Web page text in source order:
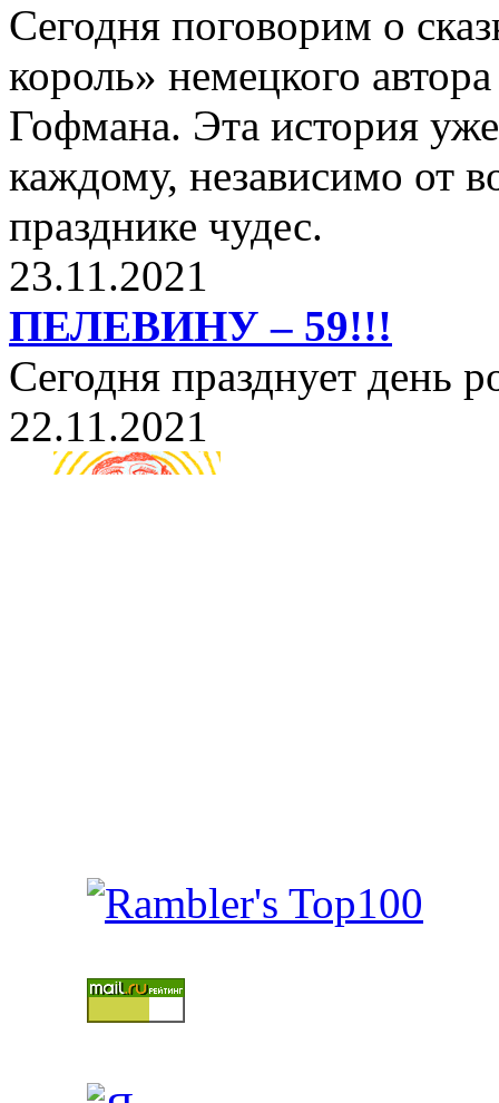
Сегодня поговорим о
король» немецкого
Гофмана. Эта история
каждому, независимо от
празднике чудес.
23.11.2021
ПЕЛЕВИНУ – 59!!!
Сегодня празднует день
22.11.2021